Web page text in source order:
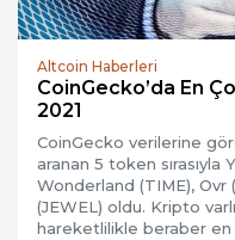
Altcoin Haberleri
CoinGecko’da En
2021
CoinGecko verilerine
aranan 5 token sırasıyla
Wonderland (TIME), Ovr
(JEWEL) oldu. Kripto
hareketlilikle beraber en